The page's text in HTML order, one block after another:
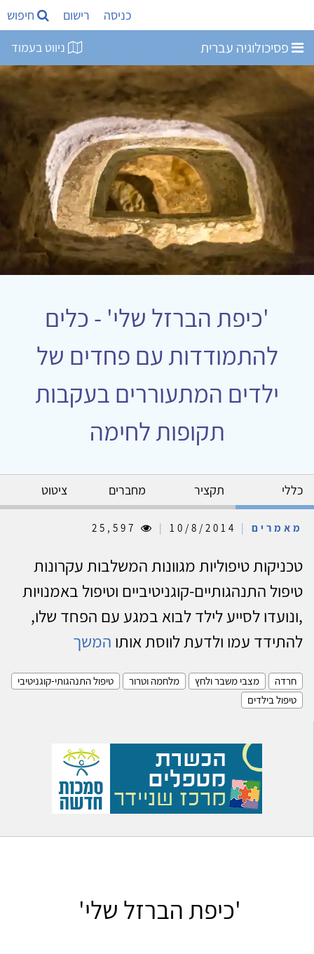
כניסה רישום חיפוש
פסיכולוגיה עברית ניווט בעמוד
'כיפת הברזל שלי' - כלים
להתמודדות עם פחדים של
ילדים המתעוררים בעקבות
תקופות לחימה
כללי תקציר מחברים ציטוט
מאמרים |
|
טכניקות טיפוליות מגוונות המשלבות עקרונות
טיפול התנהגותיים-קוגניטיביים וטיפול באמנויות
,ונועדו לסייע לילד לבוא במגע עם הפחד שלו,
להתידד עמו ולדעת לווסת אותו המשך
חרדה מצבי משבר ולחץ מלחמה וטרור
טיפול התנהגותי-קוגניטיבי
טיפול בילדים
'כיפת הברזל שלי'